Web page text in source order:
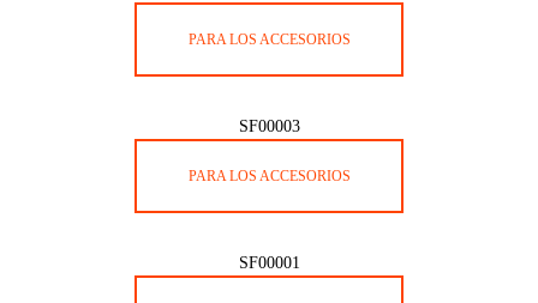
PARA LOS ACCESORIOS
SF00003
PARA LOS ACCESORIOS
SF00001